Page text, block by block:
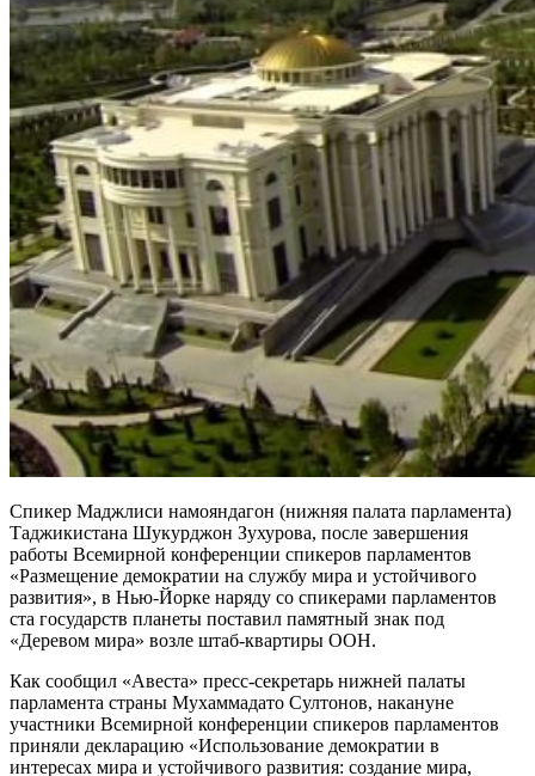
Спикер Маджлиси намояндагон (нижняя палата парламента)
Таджикистана Шукурджон Зухурова, после завершения
работы Всемирной конференции спикеров парламентов
«Размещение демократии на службу мира и устойчивого
развития», в Нью-Йорке наряду со спикерами парламентов
ста государств планеты поставил памятный знак под
«Деревом мира» возле штаб-квартиры ООН.
Как сообщил «Авеста» пресс-секретарь нижней палаты
парламента страны Мухаммадато Султонов, накануне
участники Всемирной конференции спикеров парламентов
приняли декларацию «Использование демократии в
интересах мира и устойчивого развития: создание мира,